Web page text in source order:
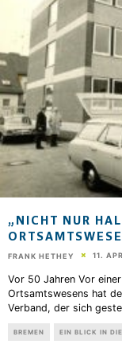
„NICHT NUR
FRANK HETHEY 11.
Vor 50 Jahren Vor
Ortsamtswesens hat
Verband, der sich
BREMEN EIN BLICK IN